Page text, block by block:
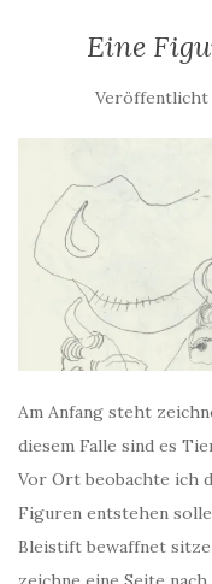
Eine
Veröffentlicht
Am Anfang steht
diesem Falle sind es
Vor Ort beobachte ich
Figuren entstehen
Bleistift bewaffnet